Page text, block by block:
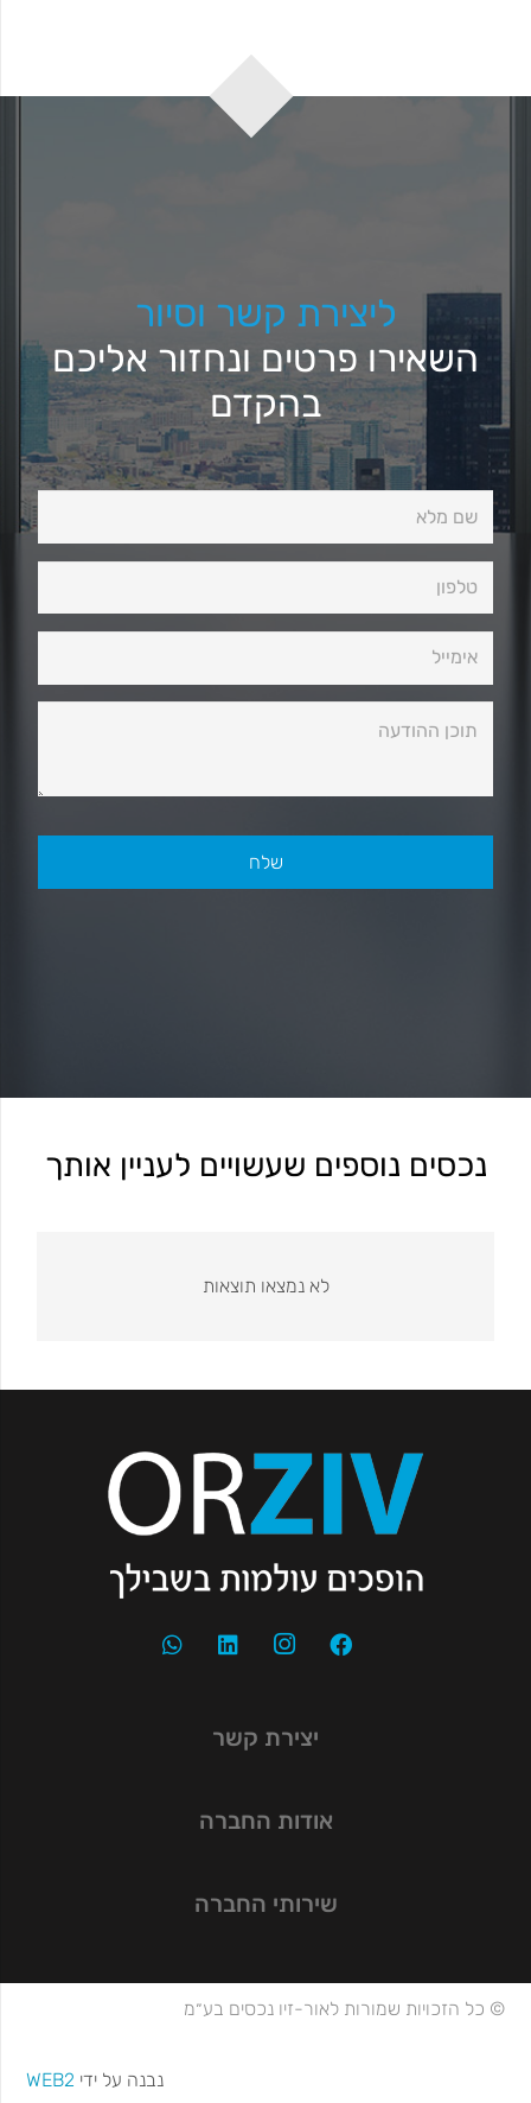
ליצירת קשר וסיור
השאירו פרטים ונחזור אליכם
בהקדם
נכסים נוספים שעשויים לעניין אותך
לא נמצאו תוצאות
יצירת קשר
אודות החברה
שירותי החברה
© כל הזכויות שמורות לאור-זיו נכסים בע״מ
נבנה על ידי WEB2